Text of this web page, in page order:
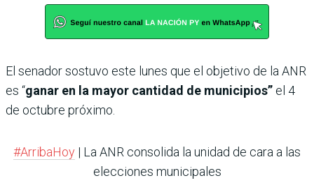
El senador sostuvo este lunes que el objetivo de la ANR
es “ganar en la mayor cantidad de municipios” el 4
de octubre próximo.
#ArribaHoy | La ANR consolida la unidad de cara a las
elecciones municipales